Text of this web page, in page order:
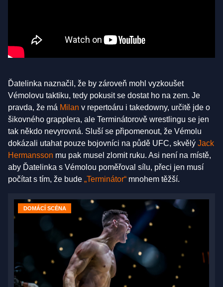
Ďatelinka naznačil, že by zároveň mohl vyzkoušet
Vémolovu taktiku, tedy pokusit se dostat ho na zem. Je
pravda, že má Milan v repertoáru i takedowny, určitě jde o
šikovného grapplera, ale Terminátorově wrestlingu se jen
tak někdo nevyrovná. Sluší se připomenout, že Vémolu
dokázali utahat pouze bojovníci na půdě UFC, skvělý Jack
Hermansson mu pak musel zlomit ruku. Asi není na místě,
aby Ďatelinka s Vémolou poměřoval sílu, přeci jen musí
počítat s tím, že bude „Terminátor“ mnohem těžší.
DOMÁCÍ SCÉNA